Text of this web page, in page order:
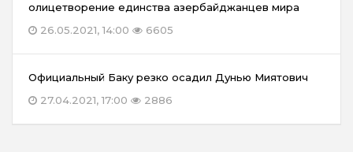
олицетворение единства азербайджанцев мира
26.05.2021, 14:00
6605
Официальный Баку резко осадил Дунью Миятович
27.04.2021, 17:00
2886